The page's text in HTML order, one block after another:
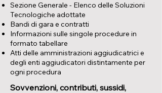
Sezione Generale - Elenco delle Soluzioni
Tecnologiche adottate
Bandi di gara e contratti
Informazioni sulle singole procedure in
formato tabellare
Atti delle amministrazioni aggiudicatrici e
degli enti aggiudicatori distintamente per
ogni procedura
Sovvenzioni, contributi, sussidi,